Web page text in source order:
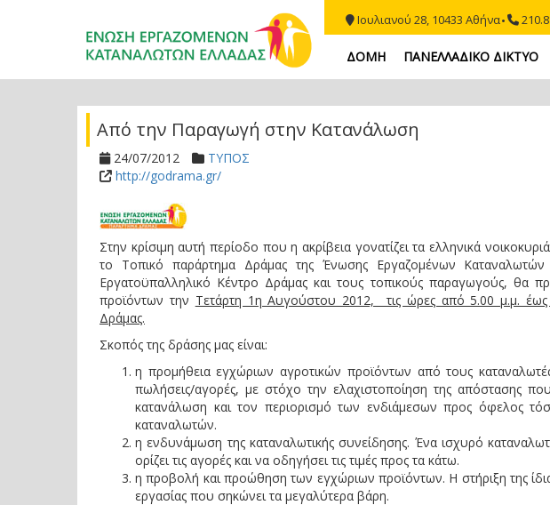
Ιουλιανού 28, 10433 Αθήνα
ΔΟΜΗ ΠΑΝΕΛΛΑΔΙΚΟ ΔΙΚΤΥΟ
Από την Παραγωγή στην Κατανάλωση
24/07/2012
ΤΥΠΟΣ
http://godrama.gr/
Στην κρίσιμη αυτή περίοδο που η ακρίβεια γονατίζει τα ελληνικά
το Τοπικό παράρτημα Δράμας της Ένωσης Εργαζομένων
Εργατοϋπαλληλικό Κέντρο Δράμας και τους τοπικούς παραγωγούς, θα
προϊόντων την Τετάρτη 1η Αυγούστου 2012, τις ώρες από 5.00 μ.μ. έως
Δράμας.
Σκοπός της δράσης μας είναι:
η προμήθεια εγχώριων αγροτικών προϊόντων από τους
πωλήσεις/αγορές, με στόχο την ελαχιστοποίηση της απόστασης
κατανάλωση και τον περιορισμό των ενδιάμεσων προς όφελος
καταναλωτών.
η ενδυνάμωση της καταναλωτικής συνείδησης. Ένα ισχυρό
ορίζει τις αγορές και να οδηγήσει τις τιμές προς τα κάτω.
η προβολή και προώθηση των εγχώριων προϊόντων. Η στήριξη της
εργασίας που σηκώνει τα μεγαλύτερα βάρη.